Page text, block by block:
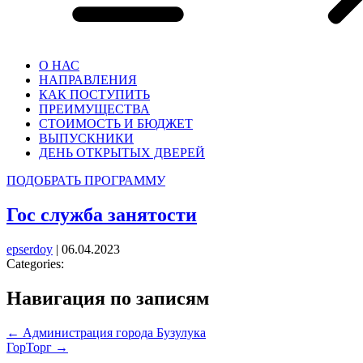
О НАС
НАПРАВЛЕНИЯ
КАК ПОСТУПИТЬ
ПРЕИМУЩЕСТВА
СТОИМОСТЬ И БЮДЖЕТ
ВЫПУСКНИКИ
ДЕНЬ ОТКРЫТЫХ ДВЕРЕЙ
ПОДОБРАТЬ ПРОГРАММУ
Гос служба занятости
epserdoy | 06.04.2023
Categories:
Навигация по записям
← Администрация города Бузулука
ГорТорг →